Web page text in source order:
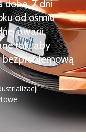
dobę, 7 dni
od ośmiu
awarii.
tak, aby
bezproblemową